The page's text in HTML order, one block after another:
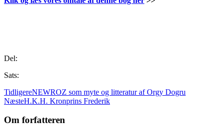
Del:
Sats:
TidligereNEWROZ som myte og litteratur af Orgy Dogru
NæsteH.K.H. Kronprins Frederik
Om forfatteren